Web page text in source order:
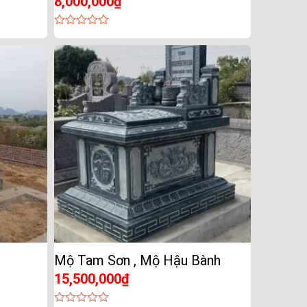
0
out
of
5
Mộ Tam Sơn , Mộ Hậu Bành
15,500,000₫